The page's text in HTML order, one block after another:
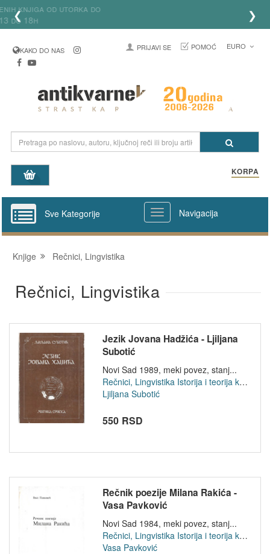
❮
Lično preuzimanje poručenih knjiga od utorka do
❯
KAKO DO NAS PRIJAVI SE POMOĆ EURO
KORPA
Sve Kategorije Navigacija
Knjige Rečnici, Lingvistika
Rečnici, Lingvistika
Jezik Jovana Hadžića - Ljiljana
Subotić
Novi Sad 1989, meki povez, stanj...
Rečnici, Lingvistika Istorija i teorija knjizevnosti
Ljiljana Subotić
550 RSD
Rečnik poezije Milana Rakića -
Vasa Pavković
Novi Sad 1984, meki povez, stanj...
Rečnici, Lingvistika Istorija i teorija knjizevnosti
Vasa Pavković